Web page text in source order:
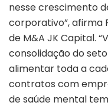
nesse crescimento
corporativo”, afirma
de M&A JK Capital.
consolidação do
alimentar toda a
contratos com
de saúde mental